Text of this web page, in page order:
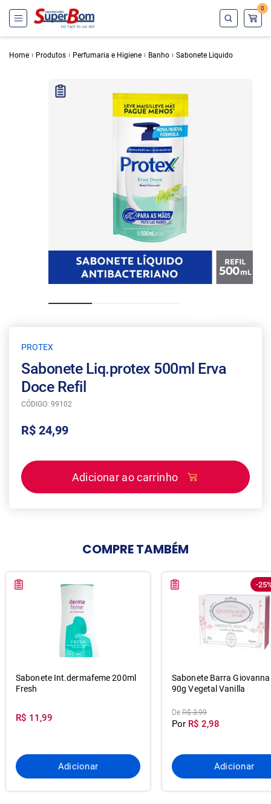
0
Home Produtos Perfumaria e Higiene Banho Sabonete Liquido
PROTEX
Sabonete Liq.protex 500ml Erva
Doce Refil
CÓDIGO: 99102
R$ 24,99
Adicionar ao carrinho
COMPRETAMBÉM
Sabonete Int.dermafeme 200ml
Fresh
R$ 11,99
Adicionar
-
Sabonete Barra
90g Vegetal Vanilla
De R$ 3,99
Por R$ 2,98
Adicionar